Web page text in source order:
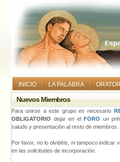
INICIO LA PALABRA
Nuevos Miembros
Para unirse a este grupo es necesario
OBLIGATORIO dejar en el FORO un
saludo y presentación al resto de miembros.
Por favor, no lo olvidéis, ni tampoco indicar
en las solicitudes de incorporación.